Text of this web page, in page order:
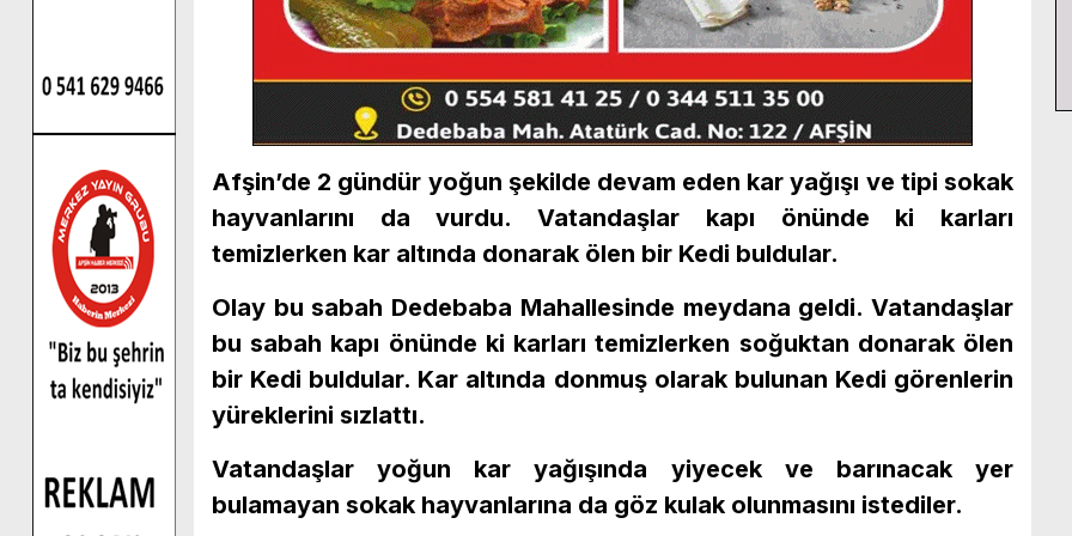
Afşin’de 2 gündür yoğun şekilde devam eden kar yağışı ve tipi sokak
hayvanlarını da vurdu. Vatandaşlar kapı önünde ki karları
temizlerken kar altında donarak ölen bir Kedi buldular.
Olay bu sabah Dedebaba Mahallesinde meydana geldi. Vatandaşlar
bu sabah kapı önünde ki karları temizlerken soğuktan donarak ölen
bir Kedi buldular. Kar altında donmuş olarak bulunan Kedi görenlerin
yüreklerini sızlattı.
Vatandaşlar yoğun kar yağışında yiyecek ve barınacak yer
bulamayan sokak hayvanlarına da göz kulak olunmasını istediler.